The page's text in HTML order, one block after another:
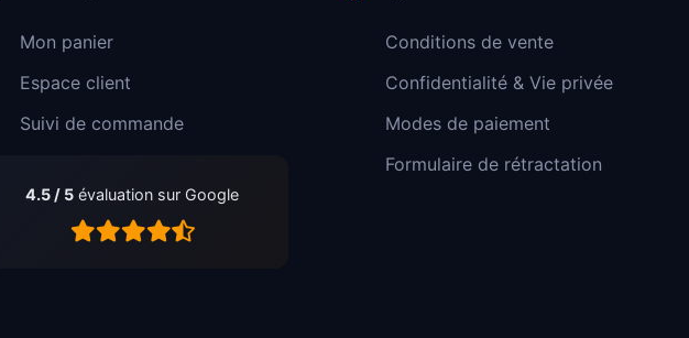
Mon panier
Espace client
Suivi de commande
4.5 / 5 évaluation sur Google
Conditions de vente
Confidentialité & Vie privée
Modes de paiement
Formulaire de rétractation